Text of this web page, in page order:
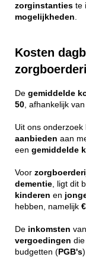
zorginstanties te
mogelijkheden.
Kosten
De gemiddelde
50 , afhankelijk
Uit ons onderzoek
aanbieden aan
een gemiddelde
Voor
dementie , ligt dit
kinderen en
hebben, namelijk
De inkomsten van
vergoedingen
budgetten ( PGB's